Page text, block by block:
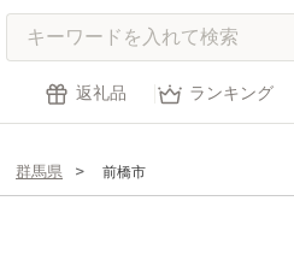
返礼品 ランキング
群馬県 前橋市